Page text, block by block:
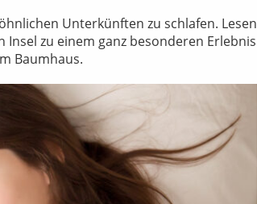
Unterkünften zu schlafen. Lesen
zu einem ganz besonderen Erlebnis
Baumhaus.